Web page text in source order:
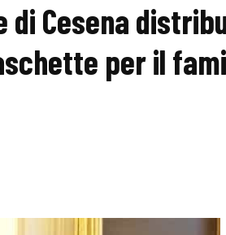
di Cesena
per il